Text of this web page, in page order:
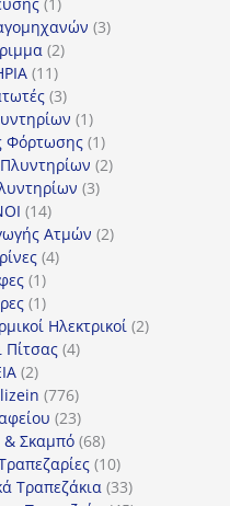
προϊόν
33
22
1111
προϊόντα
33
προϊόντα
11
προϊόν
Φόρτωσης 11
προϊόν
22
33
1414
προϊόντα
Ατμών 22
44
11
προϊόν
11
προϊόν
Ηλεκτρικοί 22
Πίτσας 44
22
προϊόντα
776776
προϊόντα
2323
προϊόντα
& Σκαμπό 6868
προϊόντα
1010
προϊόντα
Τραπεζάκια 3333